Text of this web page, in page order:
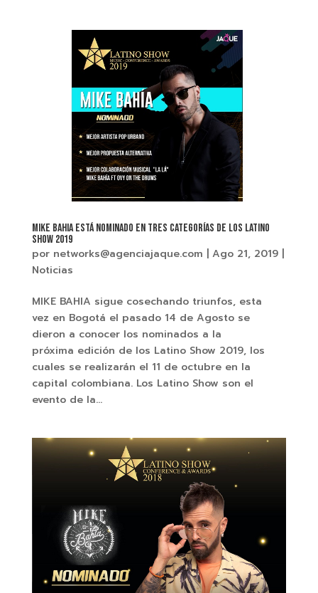
MIKE BAHIA ESTÁ NOMINADO EN TRES CATEGORÍAS DE LOS LATINO
SHOW 2019
por networks@agenciajaque.com | Ago 21, 2019|
Noticias
MIKE BAHIA sigue cosechando triunfos, esta
vez en Bogotá el pasado 14 de Agosto se
dieron a conocer los nominados a la
próxima edición de los Latino Show 2019, los
cuales se realizarán el 11 de octubre en la
capital colombiana. Los Latino Show son el
evento de la...